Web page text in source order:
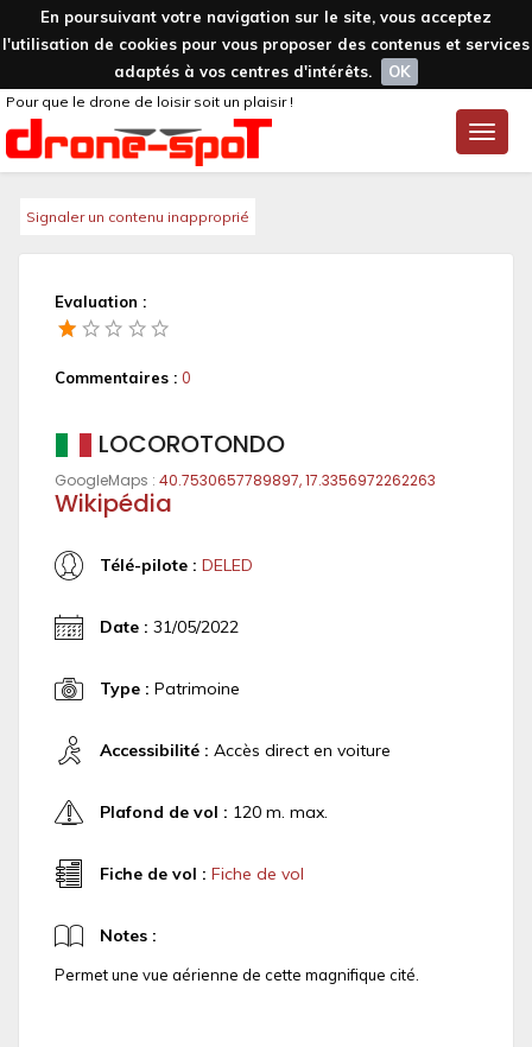
En poursuivant votre navigation sur le site, vous acceptez
l'utilisation de cookies pour vous proposer des contenus et services
adaptés à vos centres d'intérêts.
OK
Toggle
Pour que le drone de loisir soit un plaisir !
Signaler un contenu inapproprié
Evaluation :
Commentaires : 0
LOCOROTONDO
GoogleMaps : 40.7530657789897, 17.3356972262263
Wikipédia
Télé-pilote : DELED
Date : 31/05/2022
Type : Patrimoine
Accessibilité : Accès direct en voiture
Plafond de vol : 120 m. max.
Fiche de vol : Fiche de vol
Notes :
Permet une vue aérienne de cette magnifique cité.